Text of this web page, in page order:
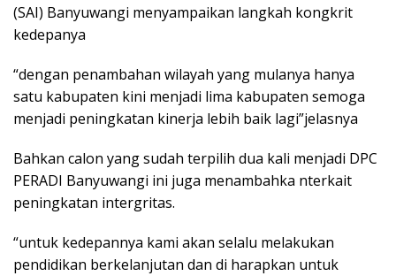
(SAI) Banyuwangi menyampaikan langkah kongkrit
kedepanya
“dengan penambahan wilayah yang mulanya hanya
satu kabupaten kini menjadi lima kabupaten semoga
menjadi peningkatan kinerja lebih baik lagi”jelasnya
Bahkan calon yang sudah terpilih dua kali menjadi DPC
PERADI Banyuwangi ini juga menambahka nterkait
peningkatan intergritas.
“untuk kedepannya kami akan selalu melakukan
pendidikan berkelanjutan dan di harapkan untuk